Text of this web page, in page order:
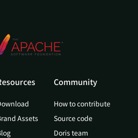
Assets
Community
How to contribute
Source code
Doris team